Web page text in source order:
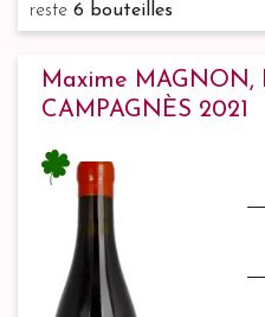
reste 6 bouteilles
Maxime MAGNON,
CAMPAGNÈS 2021